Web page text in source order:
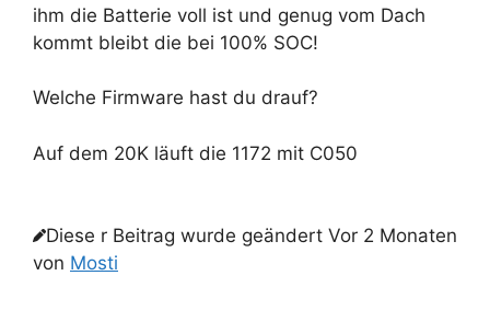
ihm die Batterie voll ist und genug vom Dach
kommt bleibt die bei 100% SOC!
Welche Firmware hast du drauf?
Auf dem 20K läuft die 1172 mit C050
Diese r Beitrag wurde geändert Vor 2 Monaten
von Mosti